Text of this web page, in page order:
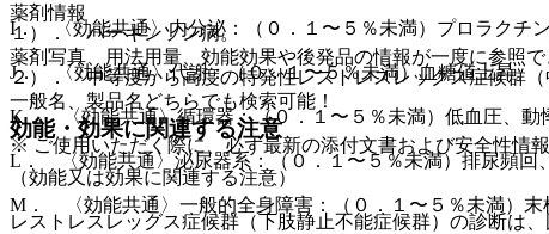
I． 〈効能共通〉内分泌：（０．１〜５％未満）プロラクチン
J． 〈効能共通〉代謝：（０．１〜５％未満）血糖値上昇。
K． 〈効能共通〉循環器：（０．１〜５％未満）低血圧、動
L． 〈効能共通〉泌尿器系：（０．１〜５％未満）排尿頻回
M． 〈効能共通〉一般的全身障害：（０．１〜５％未満）末
１）． パーキンソン病。
２）． 中等度から高度の特発性レストレスレッグス症候群（
効能・効果に関連する注意
（効能又は効果に関連する注意）
レストレスレッグス症候群（下肢静止不能症候群）の診断は
薬剤情報
薬剤写真、用法用量、効能効果や後発品の情報が一度に参照
一般名、製品名どちらでも検索可能！
※ ご使用いただく際に、必ず最新の添付文書および安全性情報